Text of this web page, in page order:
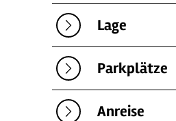
Lage
Parkplätze
Anreise